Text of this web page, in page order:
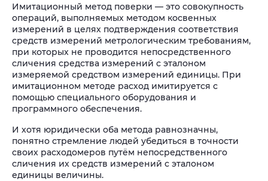
Имитационный метод поверки — это совокупность
операций, выполняемых методом косвенных
измерений в целях подтверждения соответствия
средств измерений метрологическим требованиям,
при которых не проводится непосредственного
сличения средства измерений с эталоном
измеряемой средством измерений единицы. При
имитационном методе расход имитируется с
помощью специального оборудования и
программного обеспечения.
И хотя юридически оба метода равнозначны,
понятно стремление людей убедиться в точности
своих расходомеров путём непосредственного
сличения их средств измерений с эталоном
единицы величины.